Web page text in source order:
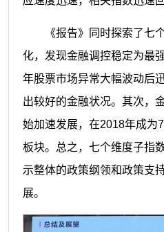
《报告》同时探索了七
化，发现金融调控稳定为最
年股票市场异常大幅波动后
出较好的金融状况。其次，
始加速发展，在2018年成为
板块。总之，七个维度子指
示整体的政策纲领和政策支
展。